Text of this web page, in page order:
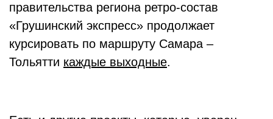
правительства региона ретро-состав
«Грушинский экспресс» продолжает
курсировать по маршруту Самара –
Тольятти каждые выходные.